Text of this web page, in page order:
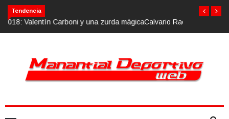
Tendencia